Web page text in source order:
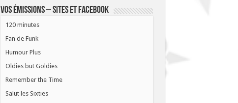
Vos émissions – Sites et Facebook
120 minutes
Fan de Funk
Humour Plus
Oldies but Goldies
Remember the Time
Salut les Sixties